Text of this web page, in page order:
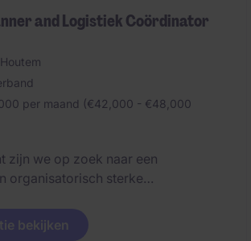
and Logistiek Coördinator
per maand (€42,000 - €48,000
zijn we op zoek naar een
organisatorisch sterke
een vlotte planning en opvolging
en ben je de spilfiguur tussen
bekijken